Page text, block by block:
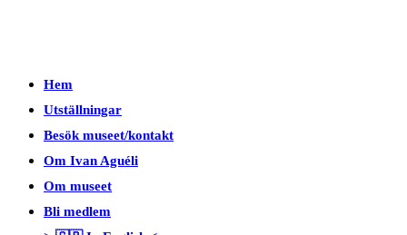
Hem
Utställningar
Besök museet/kontakt
Om Ivan Aguéli
Om museet
Bli medlem